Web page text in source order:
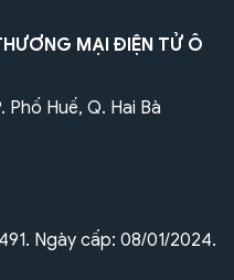
MẠI ĐIỆN TỬ Ô
Huế, Q. Hai Bà
Ngày cấp: 08/01/2024.